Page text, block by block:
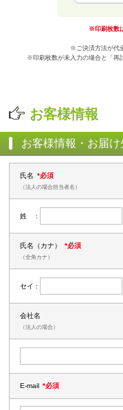
※印刷枚数
※ご決済方法が代
※印刷枚数が未入力の場合と「再
お客様情報
お客様情報・お届け
氏名 *必須
（法人の場合担当者名）
姓 :
氏名（カナ） *必須
（全角カナ）
セイ :
会社名
（法人の場合）
E-mail *必須